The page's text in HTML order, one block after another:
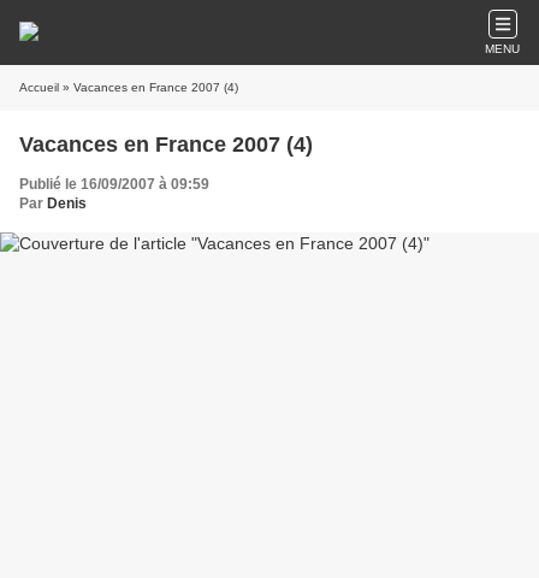
MENU
Accueil » Vacances en France 2007 (4)
Vacances en France 2007 (4)
Publié le 16/09/2007 à 09:59
Par Denis